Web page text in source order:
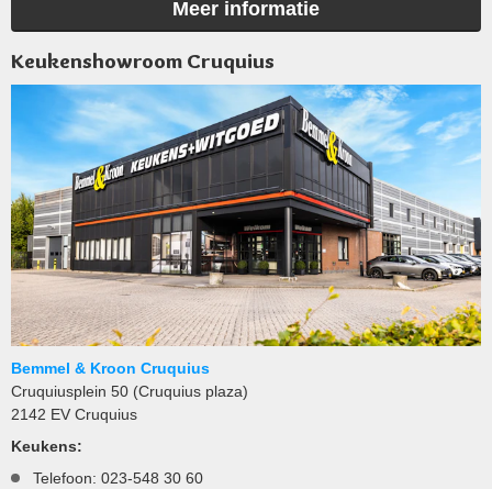
Meer informatie
Keukenshowroom Cruquius
Bemmel & Kroon Cruquius
Cruquiusplein 50 (Cruquius plaza)
2142 EV Cruquius
Keukens:
Telefoon: 023-548 30 60